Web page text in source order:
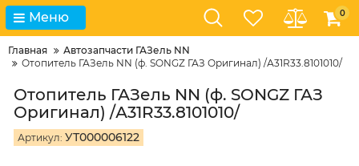
Меню 0
Главная
Автозапчасти ГАЗель NN
Отопитель ГАЗель NN (ф. SONGZ ГАЗ Оригинал) /А31R33.8101010/
Отопитель ГАЗель NN (ф. SONGZ ГАЗ
Оригинал) /А31R33.8101010/
Артикул: УТ000006122